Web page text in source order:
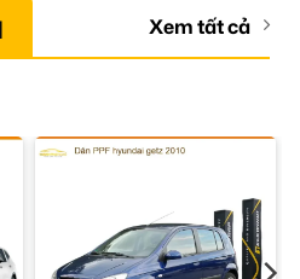
Xem tất cả